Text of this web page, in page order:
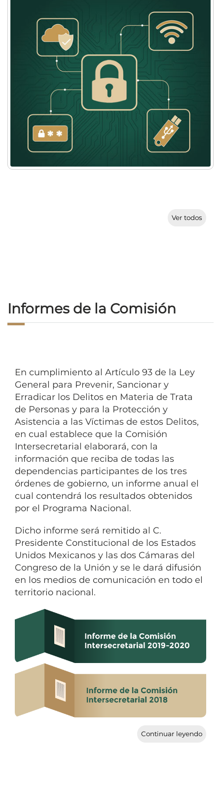
Ver todos
Informes de la Comisión
En cumplimiento al Artículo 93 de la Ley
General para Prevenir, Sancionar y
Erradicar los Delitos en Materia de Trata
de Personas y para la Protección y
Asistencia a las Víctimas de estos Delitos,
en cual establece que la Comisión
Intersecretarial elaborará, con la
información que reciba de todas las
dependencias participantes de los tres
órdenes de gobierno, un informe anual el
cual contendrá los resultados obtenidos
por el Programa Nacional.
Dicho informe será remitido al C.
Presidente Constitucional de los Estados
Unidos Mexicanos y las dos Cámaras del
Congreso de la Unión y se le dará difusión
en los medios de comunicación en todo el
territorio nacional.
Continuar leyendo